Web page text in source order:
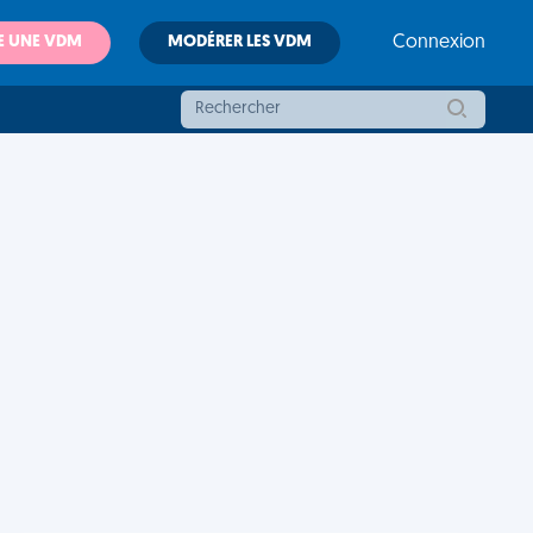
UNE VDM MODÉRER LES VDM Connexion